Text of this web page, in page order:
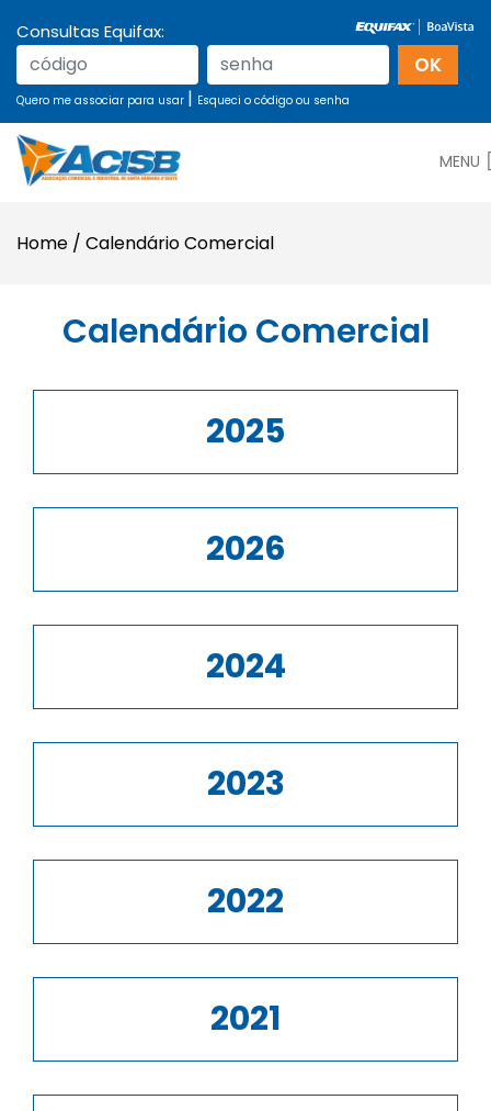
Consultas Equifax:
Quero me associar para usar | Esqueci o código ou senha
MENU
Home / Calendário Comercial
Calendário Comercial
2025
2026
2024
2023
2022
2021